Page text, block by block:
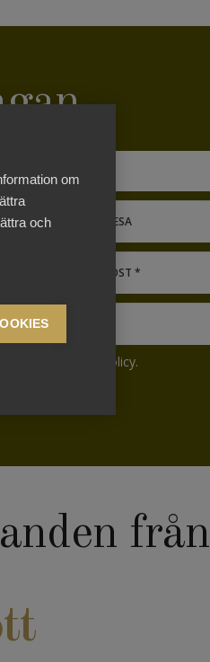
vår integritetspolicy.
från
om
och